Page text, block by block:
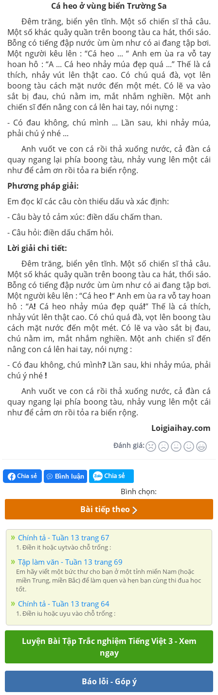
Cá heo ở vùng biển Trường Sa
Đêm trăng, biển yên tĩnh. Một số chiến sĩ thả câu.
Một số khác quây quần trên boong tàu ca hát, thổi sáo.
Bỗng có tiếng đập nước ùm ùm như có ai đang tập bơi.
Một người kêu lên : “Cá heo ... “ Anh em ùa ra vỗ tay
hoan hô : “A ... Cá heo nhảy múa đẹp quá ...” Thế là cá
thích, nhảy vút lên thật cao. Có chú quá đà, vọt lên
boong tàu cách mặt nước đến một mét. Có lẽ va vào
sắt bị đau, chú nằm im, mắt nhắm nghiền. Một anh
chiến sĩ đến nâng con cá lên hai tay, nói nựng :
- Có đau không, chú mình ... Lần sau, khi nhảy múa,
phải chú ý nhé ...
Anh vuốt ve con cá rồi thả xuống nước, cả đàn cá
quay ngang lại phía boong tàu, nhảy vung lên một cái
như để cảm ơn rồi tỏa ra biển rộng.
Phương pháp giải:
Em đọc kĩ các câu còn thiếu dấu và xác định:
- Câu bày tỏ cảm xúc: điền dấu chấm than.
- Câu hỏi: điền dấu chấm hỏi.
Lời giải chi tiết:
Đêm trăng, biển yên tĩnh. Một số chiến sĩ thả câu.
Một số khác quây quần trên boong tàu ca hát, thổi sáo.
Bỗng có tiếng đập nước ùm ùm như có ai đang tập bơi.
Một người kêu lên : “Cá heo !“ Anh em ùa ra vỗ tay hoan
hô : “A! Cá heo nhảy múa đẹp quá!” Thế là cá thích,
nhảy vút lên thật cao. Có chú quá đà, vọt lên boong tàu
cách mặt nước đến một mét. Có lẽ va vào sắt bị đau,
chú nằm im, mắt nhắm nghiền. Một anh chiến sĩ đến
nâng con cá lên hai tay, nói nựng :
- Có đau không, chú mình?Lần sau, khi nhảy múa, phải
chú ý nhé !
Anh vuốt ve con cá rồi thả xuống nước, cả đàn cá
quay ngang lại phía boong tàu, nhảy vung lên một cái
như để cảm ơn rồi tỏa ra biển rộng.
Loigiaihay.com
Đánh giá:
Chia sẻ Bình luận Chia sẻ
Bình chọn:
Bài tiếp theo
Chính tả - Tuần 13 trang 67
1. Điền it hoặc uytvào chỗ trống :
Tập làm văn - Tuần 13 trang 69
Em hãy viết một bức thư cho bạn ở một tỉnh miển Nam (hoặc
miền Trung, miền Bắc) để làm quen và hẹn bạn cùng thi đua học
tốt.
Chính tả - Tuần 13 trang 64
1. Điền iu hoặc uyu vào chỗ trống :
Luyện Bài Tập Trắc nghiệm Tiếng Việt 3 - Xem
ngay
Báo lỗi - Góp ý